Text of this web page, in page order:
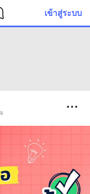
เข้าสู่ระบบ